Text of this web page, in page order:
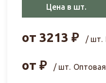
Цена в шт.
от 3213 ₽ / шт.
от ₽ / шт.